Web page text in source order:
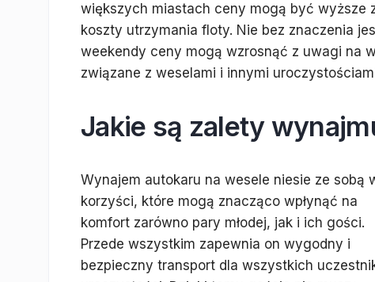
większych miastach ceny mogą być wyższe
koszty utrzymania floty. Nie bez znaczenia
weekendy ceny mogą wzrosnąć z uwagi na
związane z weselami i innymi
Jakie są zalety
Wynajem autokaru na wesele niesie ze sobą
korzyści, które mogą znacząco wpłynąć na
komfort zarówno pary młodej, jak i ich gości.
Przede wszystkim zapewnia on wygodny i
bezpieczny transport dla wszystkich